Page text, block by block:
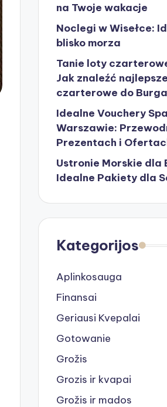
na Twoje wakacje
Noclegi w Wisełce:
blisko morza
Tanie loty
Jak znaleźć
czarterowe do
Idealne Vouchery
Warszawie:
Prezentach i
Ustronie Morskie dla
Idealne Pakiety dla
Kategorijos
Aplinkosauga
Finansai
Geriausi Kvepalai
Gotowanie
Grožis
Grozis ir kvapai
Grožis ir mados